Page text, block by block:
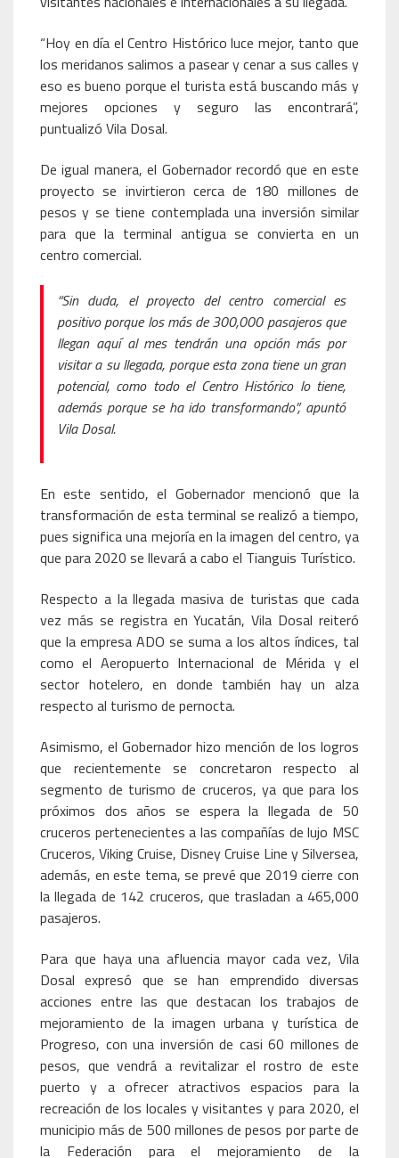
“Hoy en día el Centro Histórico luce mejor, tanto que
los meridanos salimos a pasear y cenar a sus calles y
eso es bueno porque el turista está buscando más y
mejores opciones y seguro las encontrará”,
puntualizó Vila Dosal.
De igual manera, el Gobernador recordó que en este
proyecto se invirtieron cerca de 180 millones de
pesos y se tiene contemplada una inversión similar
para que la terminal antigua se convierta en un
centro comercial.
“Sin duda, el proyecto del centro comercial es
positivo porque los más de 300,000 pasajeros que
llegan aquí al mes tendrán una opción más por
visitar a su llegada, porque esta zona tiene un gran
potencial, como todo el Centro Histórico lo tiene,
además porque se ha ido transformando”, apuntó
Vila Dosal.
En este sentido, el Gobernador mencionó que la
transformación de esta terminal se realizó a tiempo,
pues significa una mejoría en la imagen del centro, ya
que para 2020 se llevará a cabo el Tianguis Turístico.
Respecto a la llegada masiva de turistas que cada
vez más se registra en Yucatán, Vila Dosal reiteró
que la empresa ADO se suma a los altos índices, tal
como el Aeropuerto Internacional de Mérida y el
sector hotelero, en donde también hay un alza
respecto al turismo de pernocta.
Asimismo, el Gobernador hizo mención de los logros
que recientemente se concretaron respecto al
segmento de turismo de cruceros, ya que para los
próximos dos años se espera la llegada de 50
cruceros pertenecientes a las compañías de lujo MSC
Cruceros, Viking Cruise, Disney Cruise Line y Silversea,
además, en este tema, se prevé que 2019 cierre con
la llegada de 142 cruceros, que trasladan a 465,000
pasajeros.
Para que haya una afluencia mayor cada vez, Vila
Dosal expresó que se han emprendido diversas
acciones entre las que destacan los trabajos de
mejoramiento de la imagen urbana y turística de
Progreso, con una inversión de casi 60 millones de
pesos, que vendrá a revitalizar el rostro de este
puerto y a ofrecer atractivos espacios para la
recreación de los locales y visitantes y para 2020, el
municipio más de 500 millones de pesos por parte de
la Federación para el mejoramiento de la